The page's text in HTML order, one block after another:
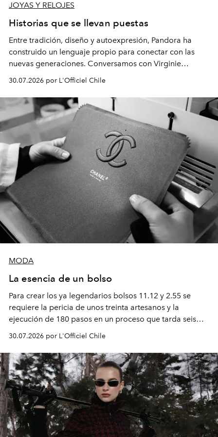
JOYAS Y RELOJES
Historias que se llevan puestas
Entre tradición, diseño y autoexpresión, Pandora ha
construido un lenguaje propio para conectar con las
nuevas generaciones. Conversamos con Virginie
Dubray, la responsable de marketing para
Latinoamérica, sobre identidad, cultura y el valor
emocional que hoy define a la joyería contemporánea.
30.07.2026 por L'Officiel Chile
MODA
La esencia de un bolso
Para crear los ya legendarios bolsos 11.12 y 2.55 se
requiere la pericia de unos treinta artesanos y la
ejecución de 180 pasos en un proceso que tarda seis
semanas. Los expertos ponen en práctica una técnica
que se enseña solamente en la escuela de formación de
los Ateliers de Verneuil.
30.07.2026 por L'Officiel Chile